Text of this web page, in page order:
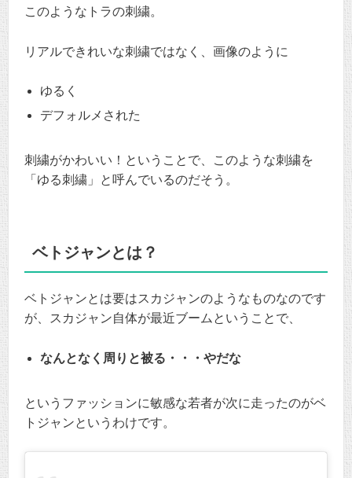
このようなトラの刺繍。
リアルできれいな刺繍ではなく、画像のように
ゆるく
デフォルメされた
刺繍がかわいい！ということで、このような刺繍を
「ゆる刺繍」と呼んでいるのだそう。
ベトジャンとは？
ベトジャンとは要はスカジャンのようなものなのです
が、スカジャン自体が最近ブームということで、
なんとなく周りと被る・・・やだな
というファッションに敏感な若者が次に走ったのがベ
トジャンというわけです。